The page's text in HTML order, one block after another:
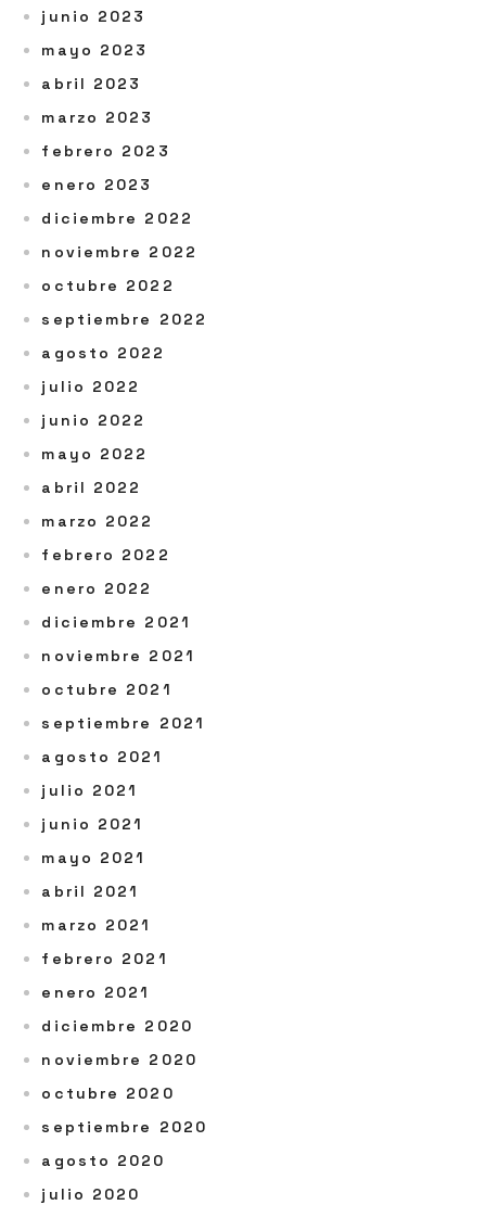
junio 2023
mayo 2023
abril 2023
marzo 2023
febrero 2023
enero 2023
diciembre 2022
noviembre 2022
octubre 2022
septiembre 2022
agosto 2022
julio 2022
junio 2022
mayo 2022
abril 2022
marzo 2022
febrero 2022
enero 2022
diciembre 2021
noviembre 2021
octubre 2021
septiembre 2021
agosto 2021
julio 2021
junio 2021
mayo 2021
abril 2021
marzo 2021
febrero 2021
enero 2021
diciembre 2020
noviembre 2020
octubre 2020
septiembre 2020
agosto 2020
julio 2020